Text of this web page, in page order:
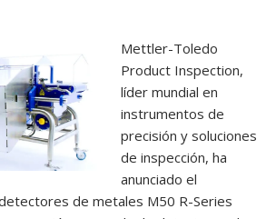
Mettler-Toledo
Product Inspection,
líder mundial en
instrumentos de
precisión y soluciones
de inspección, ha
anunciado el
de metales M50 R-Series